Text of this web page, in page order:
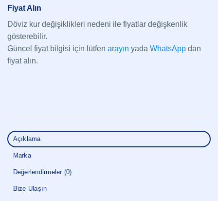
Fiyat Alın
Döviz kur değişiklikleri nedeni ile fiyatlar değişkenlik
gösterebilir.
Güncel fiyat bilgisi için lütfen arayın yada WhatsApp dan
fiyat alın.
Açıklama
Marka
Değerlendirmeler (0)
Bize Ulaşın